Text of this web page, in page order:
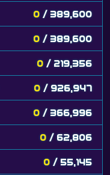
0 / 389,600
0 / 389,600
0 / 219,356
0 / 926,947
0 / 366,996
0 / 62,806
0 / 55,145